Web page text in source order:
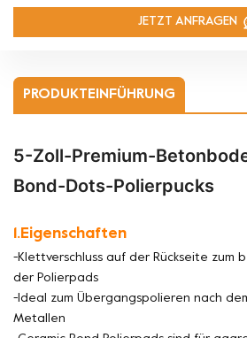
JETZT ANFRAGEN
PRODUKTEINFÜHRUNG
5-Zoll-Premium-
Bond-Dots-Polierpucks
1.Eigenschaften
-Klettverschluss auf der Rückseite zum
der Polierpads
-Ideal zum Übergangspolieren nach
Metallen